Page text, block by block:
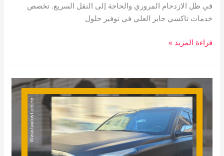
في ظل الازدحام المروري والحاجة إلى النقل السريع. تخصص
خدمات تاكسي جابر العلي في توفير حلول
قراءة المزيد »
تاكسي
العقيلة